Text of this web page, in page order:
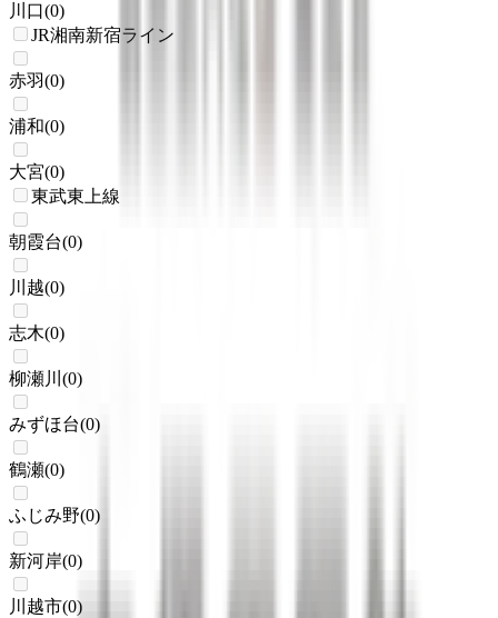
川口(0)
JR湘南新宿ライン
赤羽(0)
浦和(0)
大宮(0)
東武東上線
朝霞台(0)
川越(0)
志木(0)
柳瀬川 (0)
みずほ台(0)
鶴瀬(0)
ふじみ野(0)
新河岸(0)
川越市(0)